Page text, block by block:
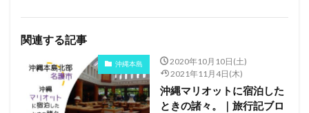
関連する記事
沖縄本島
2020年10月10日(土)
2021年11月4日(木)
沖縄マリオットに宿泊した
ときの諸々。｜旅行記ブロ